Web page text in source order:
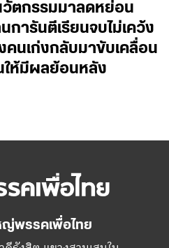
วัตกรรมมาลดหย่อน
การันตีเรียนจบไม่เคว้ง
คนเก่งกลับมาขับเคลื่อน
ให้มีผลย้อนหลัง
ญ่พรรคเพื่อไทย